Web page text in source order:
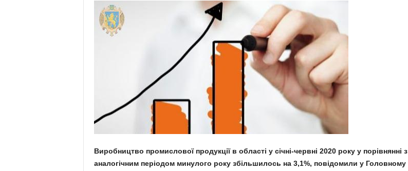
Виробництво промислової продукції в області у січні-червні 2020 року у порівнянні з
аналогічним періодом минулого року збільшилось на 3,1%, повідомили у Головному